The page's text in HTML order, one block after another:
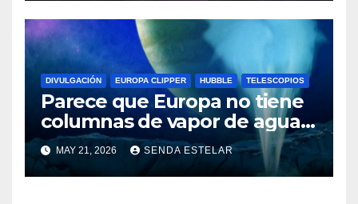
DIVULGACIÓN EUROPA CLIPPER HUBBLE TELESCOPIOS
Parece que Europa no tiene
columnas de vapor de agua
después de todo
MAY 21, 2026 SENDA ESTELAR